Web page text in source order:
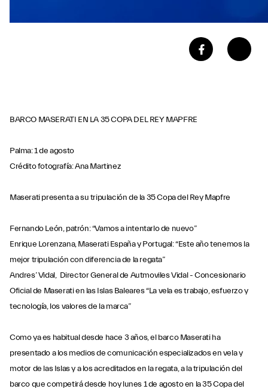
BARCO MASERATI EN LA 35 COPA DEL REY MAPFRE
Palma: 1 de agosto
Crédito fotografía: Ana Martinez
Maserati presenta a su tripulación de la 35 Copa del Rey Mapfre
Fernando León, patrón: “Vamos a intentarlo de nuevo”
Enrique Lorenzana, Maserati España y Portugal: “Este año tenemos la
mejor tripulación con diferencia de la regata”
Andres’ Vidal, Director General de Autmoviles Vidal - Concesionario
Oficial de Maserati en las Islas Baleares “La vela es trabajo, esfuerzo y
tecnología, los valores de la marca”
Como ya es habitual desde hace 3 años, el barco Maserati ha
presentado a los medios de comunicación especializados en vela y
motor de las Islas y a los acreditados en la regata, a la tripulación del
barco que competirá desde hoy lunes 1 de agosto en la 35 Copa del